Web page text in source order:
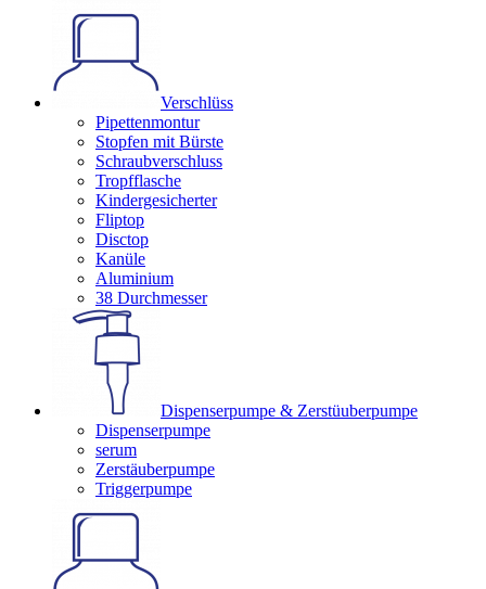
Verschlüss
Pipettenmontur
Stopfen mit Bürste
Schraubverschluss
Tropfflasche
Kindergesicherter
Fliptop
Disctop
Kanüle
Aluminium
38 Durchmesser
Dispenserpumpe & Zerstüuberpumpe
Dispenserpumpe
serum
Zerstäuberpumpe
Triggerpumpe